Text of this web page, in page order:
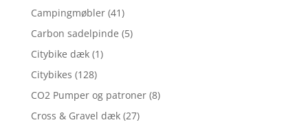
Campingmøbler (41)
Carbon sadelpinde (5)
Citybike dæk (1)
Citybikes (128)
CO2 Pumper og patroner (8)
Cross & Gravel dæk (27)